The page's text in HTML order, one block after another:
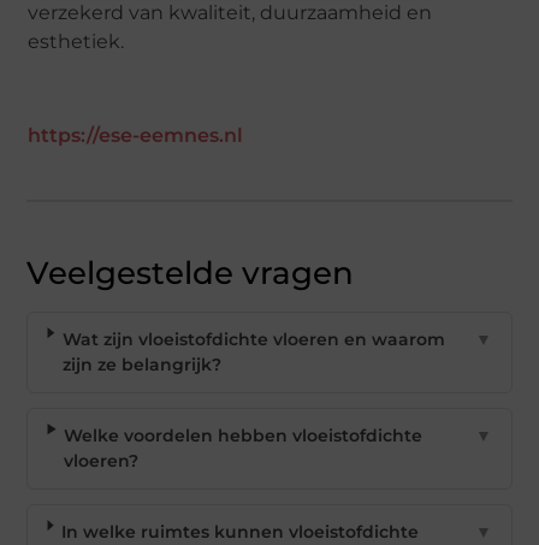
verzekerd van kwaliteit, duurzaamheid en
esthetiek.
https://ese-eemnes.nl
Veelgestelde vragen
Wat zijn vloeistofdichte vloeren en waarom
zijn ze belangrijk?
▼
Welke voordelen hebben vloeistofdichte
vloeren?
▼
In welke ruimtes kunnen vloeistofdichte
▼